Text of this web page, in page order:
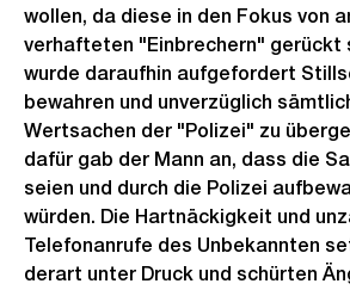
wollen, da diese in den Fokus von
verhafteten "Einbrechern" gerückt
wurde daraufhin aufgefordert
bewahren und unverzüglich
Wertsachen der "Polizei" zu
dafür gab der Mann an, dass die
seien und durch die Polizei
würden. Die Hartnäckigkeit und
Telefonanrufe des Unbekannten
derart unter Druck und schürten